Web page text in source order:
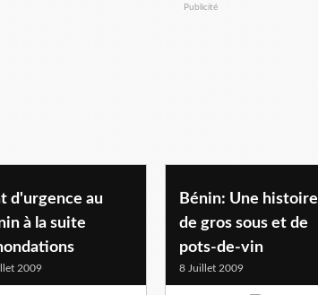
Publicité
d'urgence au
à la suite
2009
Bénin: Une histoire
de gros sous et de
pots-de-vin
8 Juillet 2009